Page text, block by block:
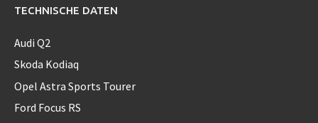
TECHNISCHE DATEN
Audi Q2
Skoda Kodiaq
Opel Astra Sports Tourer
Ford Focus RS